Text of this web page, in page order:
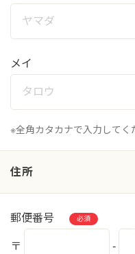
メイ
※全角カタカナで入力してく
住所
郵便番号 必須
〒 -